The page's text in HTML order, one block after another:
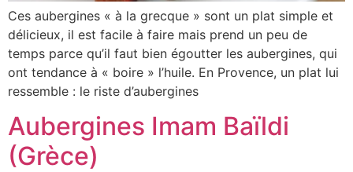
Ces aubergines « à la grecque » sont un plat simple et
délicieux, il est facile à faire mais prend un peu de
temps parce qu’il faut bien égoutter les aubergines, qui
ont tendance à « boire » l’huile. En Provence, un plat lui
ressemble : le riste d’aubergines
Aubergines Imam Baïldi
(Grèce)